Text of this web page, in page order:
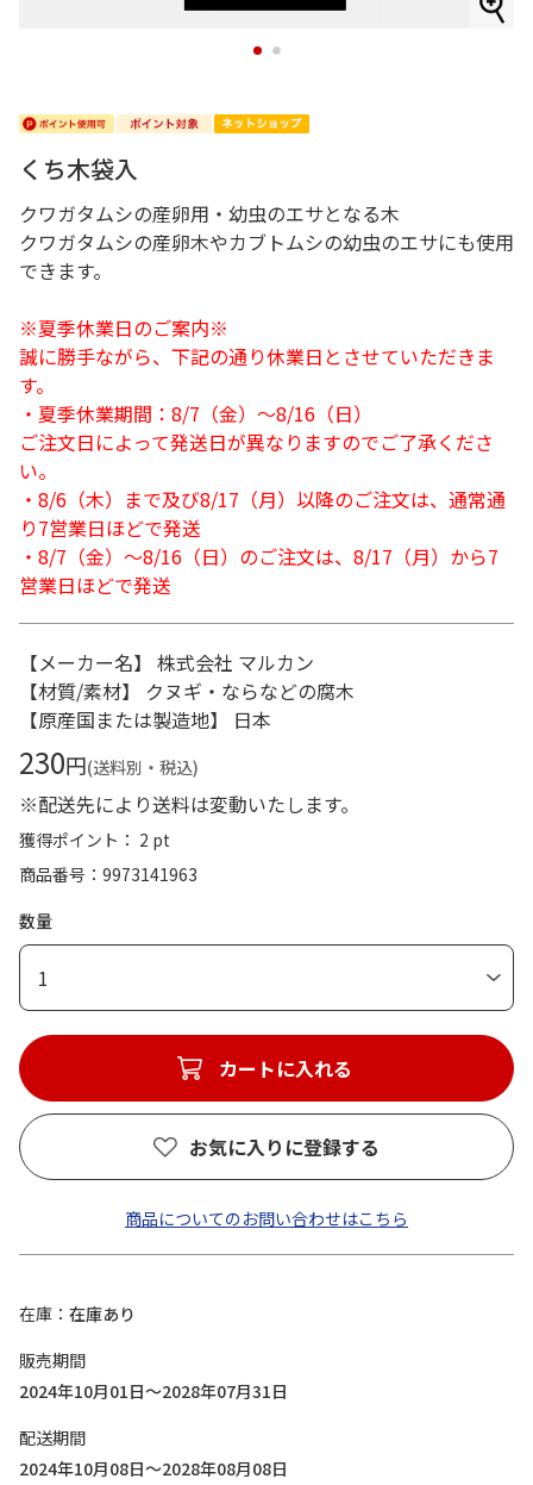
1 2
くち木袋入
クワガタムシの産卵用・幼虫のエサとなる木
クワガタムシの産卵木やカブトムシの幼虫のエサにも使用
できます。
※夏季休業日のご案内※
誠に勝手ながら、下記の通り休業日とさせていただきま
す。
・夏季休業期間：8/7（金）～8/16（日）
ご注文日によって発送日が異なりますのでご了承くださ
い。
・8/6（木）まで及び8/17（月）以降のご注文は、通常通
り7営業日ほどで発送
・8/7（金）～8/16（日）のご注文は、8/17（月）から7
営業日ほどで発送
【メーカー名】 株式会社 マルカン
【材質/素材】 クヌギ・ならなどの腐木
【原産国または製造地】 日本
230円(送料別・税込)
※配送先により送料は変動いたします。
獲得ポイント： 2 pt
商品番号
9973141963
数量
1
カートに入れる
お気に入りに登録する
商品についてのお問い合わせはこちら
在庫
在庫あり
販売期間
2024年10月01日～2028年07月31日
配送期間
2024年10月08日～2028年08月08日